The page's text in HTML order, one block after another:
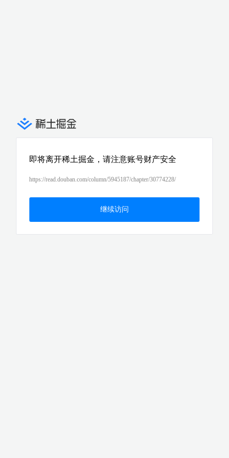
即将离开稀土掘金，请注意账号财产安全
https://read.douban.com/column/5945187/chapter/30774228/
继续访问